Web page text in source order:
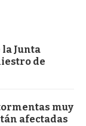
Junta
de
muy
afectadas